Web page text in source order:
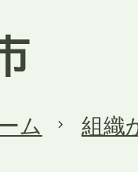
ム 組織